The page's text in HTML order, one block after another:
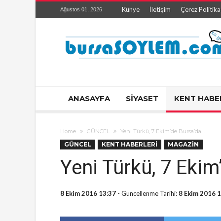
Ağustos 01, 2026 Künye İletişim Çerez
ANASAYFA SİYASET KENT
Home GÜNCEL Yeni Türkü, 7 Ekim’de Bursa’da…
GÜNCEL KENT HABERLERİ MAGAZİN
Yeni Türkü, 7
8 Ekim 2016 13:37 - Guncellenme Tarihi: 8 Ekim 2016